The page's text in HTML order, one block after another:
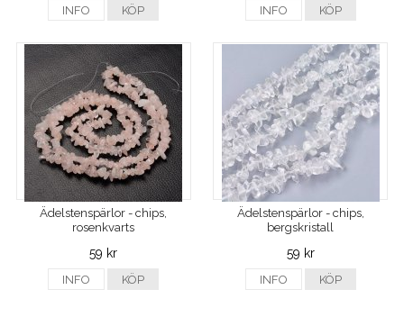
INFO KÖP INFO KÖP
Ädelstenspärlor - chips,
rosenkvarts
59 kr
INFO KÖP
Ädelstenspärlor - chips,
bergskristall
59 kr
INFO KÖP